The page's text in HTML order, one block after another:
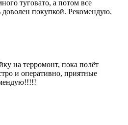
туговато, а потом все
доволен покупкой. Рекомендую.
на терромонт, пока полёт
и оперативно, приятные